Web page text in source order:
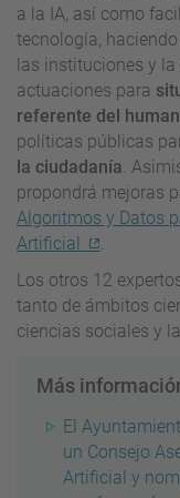
a la IA, así como
tecnología,
las instituciones y
actuaciones para
referente del
políticas públicas
la ciudadanía .
propondrá mejoras
Algoritmos y Datos
Artificial
Los otros 12
tanto de ámbitos
ciencias sociales y
Más
El
un Consejo
Artificial y